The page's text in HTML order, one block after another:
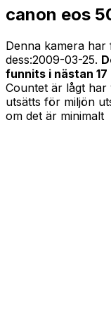
canon eos
Denna kamera har
dess:2009-03-25.
funnits i nästan 17
Countet är lågt har
utsätts för miljön
om det är minimalt